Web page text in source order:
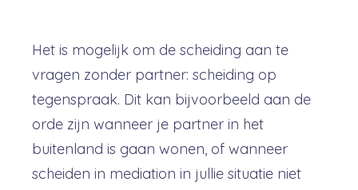
Het is mogelijk om de scheiding aan te
vragen zonder partner: scheiding op
tegenspraak. Dit kan bijvoorbeeld aan de
orde zijn wanneer je partner in het
buitenland is gaan wonen, of wanneer
scheiden in mediation in jullie situatie niet